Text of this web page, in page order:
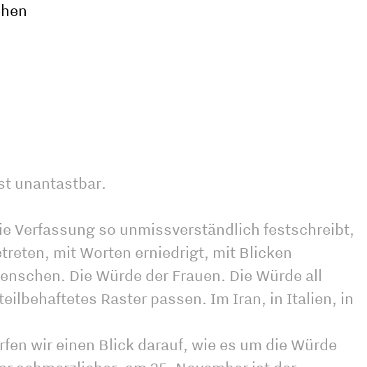
unantastbar.
Verfassung so unmissverständlich festschreibt,
mit Worten erniedrigt, mit Blicken
Die Würde der Frauen. Die Würde all
Raster passen. Im Iran, in Italien, in
wir einen Blick darauf, wie es um die Würde